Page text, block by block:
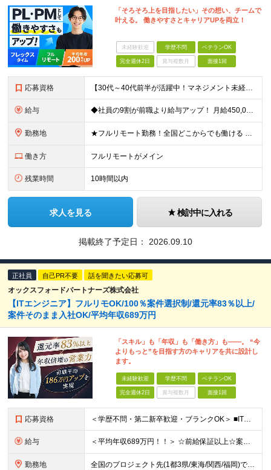
「そろそろ上を目指したい」その想い、チームで
叶える。 働きやすさとキャリアUPを両立！
未経験歓迎 学歴不問 ベテランOK
完全週休2日 賞与複数月 面接1回
応募資格 【30代～40代前半が活躍中！マネジメント未経験歓迎】 ●エンジニアとしての実務経験を3年以上お持ちの方 （開発言語や担当フェーズは不問） ●学歴不問 ★「PLやPMにステップアップしたい」 「後輩
給与 ◆社員の9割が前職より給与アップ！ 月給450,000円～531,500円+賞与＋インセンティブ ※経験・スキルを考慮の上、優遇いたします ※残業代につきましては、面接時にご説明させていただきます
勤務地 ★フルリモート勤務！全国どこからでも働ける ＼一人にならない！帰属意識を感じながら働ける／ リモートでもメンバー間のやり取りをスムーズに行えるように、 当社ではLINEグループを導入。活発なコミュニ
働き方 フルリモートがメイン
残業時間 10時間以内
求人を見る 検討中に入れる
掲載終了予定日： 2026.09.10
正社員 自己PR不要 話を聞きたい応募可
オックスフォードパートナーズ株式会社
【ITエンジニア】フルリモOK/100％案件選択制/還元率83％以上/
案件そのまま入社OK/平均年収689万円
「スキル」も「年収」も「働き方」も――。 “今
よりもっと”を目指す方のキャリアを共に設計し
ます。
未経験歓迎 学歴不問 ベテランOK
完全週休2日 賞与複数月 面接1回
応募資格 ＜学歴不問・第二新卒歓迎・ブランクOK＞ ■ITシステム／インフラの開発・運用・保守いずれかの工程に携わった経験がある方 ┗ITエンジニアとして、1年以上活躍されている方を想定しています。 ┗分野、
給与 ＜平均年収689万円！！＞ ☆前給保証以上☆案件待機期間も給与保証あり☆ 月給40万円～120万円（固定残業代含む） ※経験や能力を考慮し決定します ※試用期間6カ月あり。条件や待遇に差異はありませ
勤務地 全国のプロジェクト先(1都3県/東海/関西/福岡)での勤務となります。 ★全国から参画可能な案件あり！ ★リモートワーク・リモート併用・常駐案件すべてあり！ ★転居を伴う転勤はナシ ┗1人1人の働き